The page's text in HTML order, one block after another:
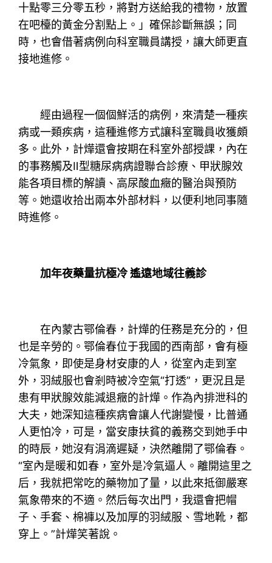
十點零三分零五秒，將對方送給我的禮物，放置
在吧檯的黃金分割點上。」確保診斷無誤；同
時，也會借著病例向科室職員講授，讓大師更直
接地進修。
經由過程一個個鮮活的病例，來清楚一種疾
病或一類疾病，這種進修方式讓科室職員收獲頗
多。此外，計燁還會按期在科室外部授課，內在
的事務觸及Ⅱ型糖尿病病證聯合診療、甲狀腺效
能各項目標的解讀、高尿酸血癥的醫治與預防
等。她還收拾出兩本外部材料，以便利地同事隨
時進修。
加年夜藥量抗極冷 遙遠地域往義診
在內蒙古鄂倫春，計燁的任務是充分的，但
也是辛勞的。鄂倫春位于我國的西南部，會有極
冷氣象，即使是身材安康的人，從室內走到室
外，羽絨服也會剎時被冷空氣“打透”，更況且是
患有甲狀腺效能減退癥的計燁。作為內排泄科的
大夫，她深知這種疾病會讓人代謝變慢，比普通
人更怕冷，可是，當安康扶貧的義務交到她手中
的時辰，她沒有涓滴遲疑，決然離開了鄂倫春。
“室內是暖和如春，室外是冷氣逼人。離開這里之
后，我就把常吃的藥物加了量，以此來抵御嚴寒
氣象帶來的不適。然后每次出門，我還會把帽
子、手套、棉褲以及加厚的羽絨服、雪地靴，都
穿上。”計燁笑著說。